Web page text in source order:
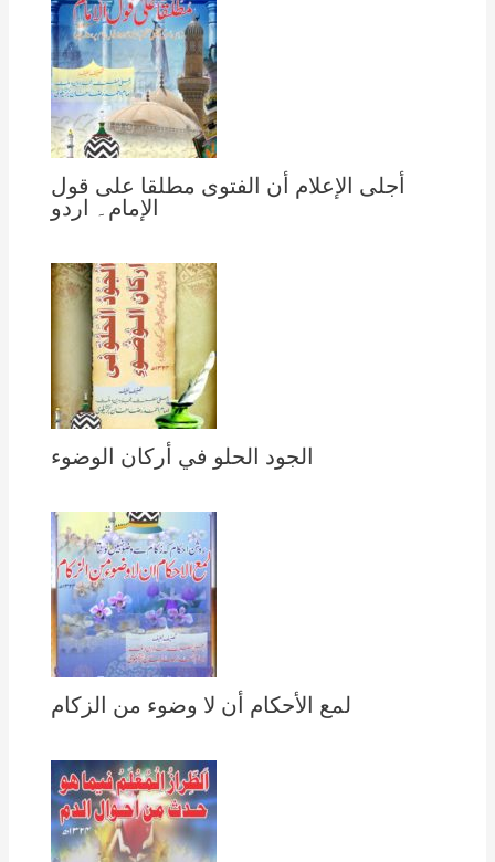
أجلى الإعلام أن الفتوى مطلقا على قول
الإمام۔ اردو
الجود الحلو في أركان الوضوء
لمع الأحكام أن لا وضوء من الزكام